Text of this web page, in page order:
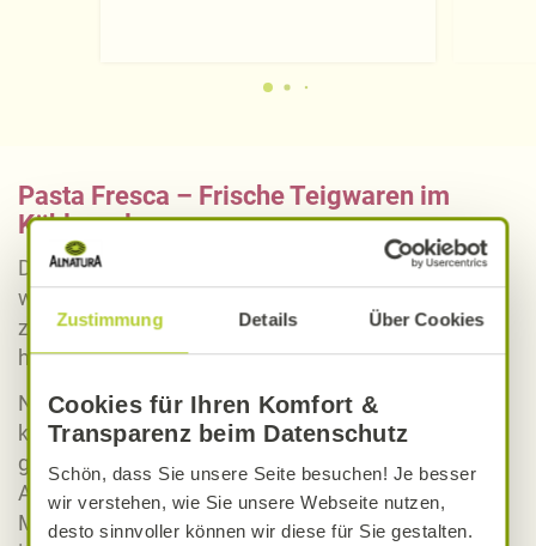
Zustimmung Details Über Cookies
Cookies für Ihren Komfort &
Transparenz beim Datenschutz
Schön, dass Sie unsere Seite besuchen! Je besser
wir verstehen, wie Sie unsere Webseite nutzen,
desto sinnvoller können wir diese für Sie gestalten.
Pasta Fresca – Frische Teigwaren im
Kühlregal
Die gefüllten und ungefüllten BioMio Teigwaren
werden nach italienischen Originalrezepturen von
zwei Herstellerbetrieben mit Sitz in Norditalien
hergestellt.
Neben Gnocchi aus frischen Kartoffeln und
klassischen Tagliatelle umfasst die Range fünf
gefüllte Eier-Nudelspezialitäten in verschiedenen
Ausformungen: von klassischen Tortelloni mit
Mozzarella-Tomate hin zu Girasoli (Girasoli ist